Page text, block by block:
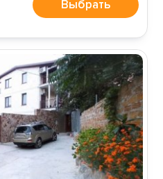
Выбрать